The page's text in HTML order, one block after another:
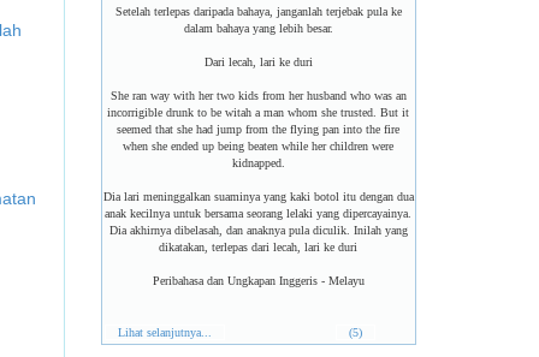
Setelah terlepas daripada bahaya, janganlah terjebak pula ke
dalam bahaya yang lebih besar.
Dari lecah, lari ke duri
She ran way with her two kids from her husband who was an
incorrigible drunk to be witah a man whom she trusted. But it
seemed that she had jump from the flying pan into the fire
when she ended up being beaten while her children were
kidnapped.
Dia lari meninggalkan suaminya yang kaki botol itu dengan dua
anak kecilnya untuk bersama seorang lelaki yang dipercayainya.
Dia akhirnya dibelasah, dan anaknya pula diculik. Inilah yang
dikatakan, terlepas dari lecah, lari ke duri
Peribahasa dan Ungkapan Inggeris - Melayu
Lihat selanjutnya... (5)